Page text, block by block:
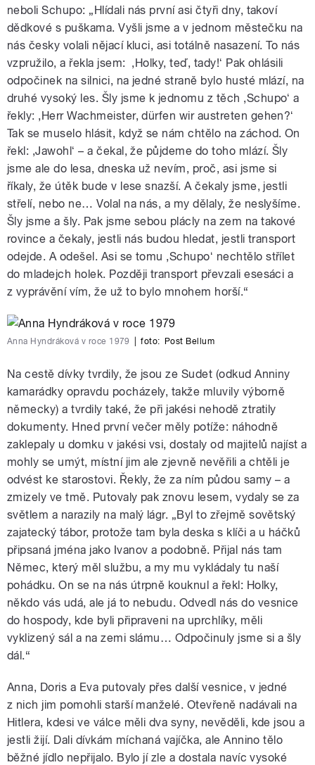
neboli Schupo: „Hlídali nás první asi čtyři dny, takoví
dědkové s puškama. Vyšli jsme a v jednom městečku na
nás česky volali nějací kluci, asi totálně nasazení. To nás
vzpružilo, a řekla jsem: ,Holky, teď, tady!ʻ Pak ohlásili
odpočinek na silnici, na jedné straně bylo husté mlází, na
druhé vysoký les. Šly jsme k jednomu z těch ,Schupoʻ a
řekly: ,Herr Wachmeister, dürfen wir austreten gehen?ʻ
Tak se muselo hlásit, když se nám chtělo na záchod. On
řekl: ,Jawohlʻ – a čekal, že půjdeme do toho mlází. Šly
jsme ale do lesa, dneska už nevím, proč, asi jsme si
říkaly, že útěk bude v lese snazší. A čekaly jsme, jestli
střelí, nebo ne… Volal na nás, a my dělaly, že neslyšíme.
Šly jsme a šly. Pak jsme sebou plácly na zem na takové
rovince a čekaly, jestli nás budou hledat, jestli transport
odejde. A odešel. Asi se tomu ,Schupoʻ nechtělo střílet
do mladejch holek. Později transport převzali esesáci a
z vyprávění vím, že už to bylo mnohem horší.“
Anna Hyndráková v roce 1979 foto: Post Bellum
Na cestě dívky tvrdily, že jsou ze Sudet (odkud Anniny
kamarádky opravdu pocházely, takže mluvily výborně
německy) a tvrdily také, že při jakési nehodě ztratily
dokumenty. Hned první večer měly potíže: náhodně
zaklepaly u domku v jakési vsi, dostaly od majitelů najíst a
mohly se umýt, místní jim ale zjevně nevěřili a chtěli je
odvést ke starostovi. Řekly, že za ním půdou samy – a
zmizely ve tmě. Putovaly pak znovu lesem, vydaly se za
světlem a narazily na malý lágr. „Byl to zřejmě sovětský
zajatecký tábor, protože tam byla deska s klíči a u háčků
připsaná jména jako Ivanov a podobně. Přijal nás tam
Němec, který měl službu, a my mu vykládaly tu naší
pohádku. On se na nás útrpně kouknul a řekl: Holky,
někdo vás udá, ale já to nebudu. Odvedl nás do vesnice
do hospody, kde byli připraveni na uprchlíky, měli
vyklizený sál a na zemi slámu… Odpočinuly jsme si a šly
dál.“
Anna, Doris a Eva putovaly přes další vesnice, v jedné
z nich jim pomohli starší manželé. Otevřeně nadávali na
Hitlera, kdesi ve válce měli dva syny, nevěděli, kde jsou a
jestli žijí. Dali dívkám míchaná vajíčka, ale Annino tělo
běžné jídlo nepřijalo. Bylo jí zle a dostala navíc vysoké